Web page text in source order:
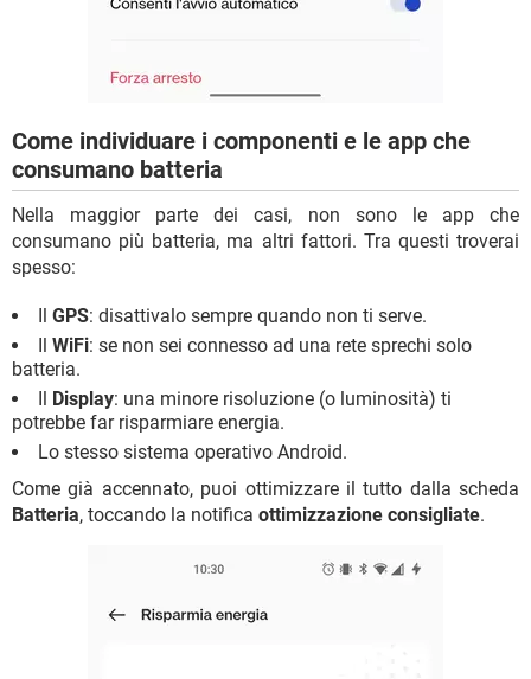
Come individuare i componenti e le app che
consumano batteria
Nella maggior parte dei casi, non sono le app che
consumano più batteria, ma altri fattori. Tra questi troverai
spesso:
GPS: disattivalo sempre quando non ti serve.
WiFi: se non sei connesso ad una rete sprechi solo
batteria.
Display: una minore risoluzione (o luminosità) ti
potrebbe far risparmiare energia.
Lo stesso sistema operativo Android.
Come già accennato, puoi ottimizzare il tutto dalla scheda
Batteria, toccando la notifica ottimizzazione consigliate.